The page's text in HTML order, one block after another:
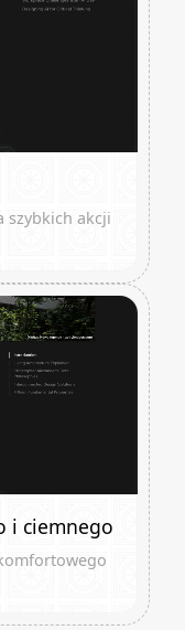
szybkich akcji
i ciemnego